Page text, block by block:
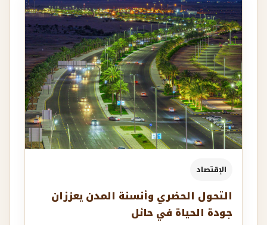
الإقتصاد
التحول الحضري وأنسنة المدن يعززان
جودة الحياة في حائل